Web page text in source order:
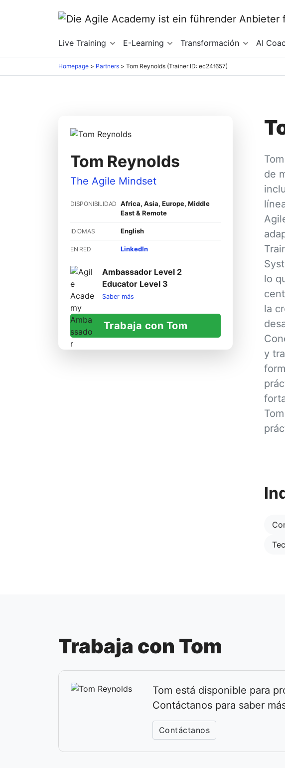
Live Training E-Learning Transformación AI
Homepage > Partners > Tom Reynolds (Trainer ID: ec24f657)
Tom Reynolds
The Agile Mindset
DISPONIBILIDAD
Africa, Asia, Europe, Middle
East & Remote
IDIOMAS English
EN RED LinkedIn
Ambassador Level 2
Educator Level 3
Saber más
Trabaja con Tom
de
lo
la
y
Trabaja con Tom
Tom está disponible para
Contáctanos para saber
Contáctanos